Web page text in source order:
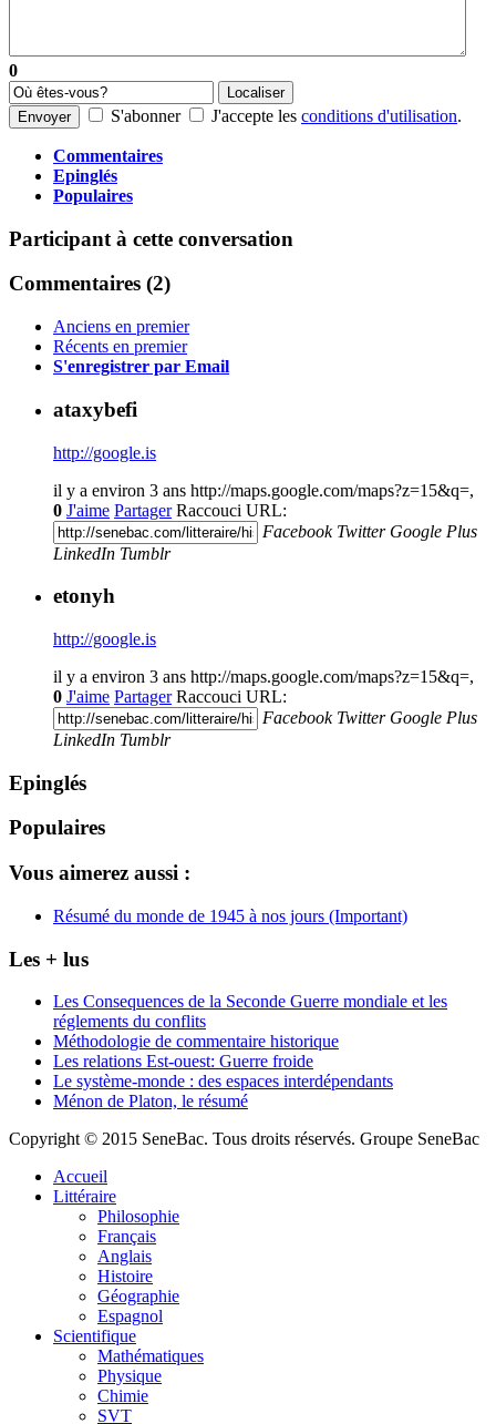
0
Localiser
Envoyer
S'abonner J'accepte les conditions d'utilisation.
Commentaires
Epinglés
Populaires
Participant à cette conversation
Commentaires (2)
Anciens en premier
Récents en premier
S'enregistrer par Email
ataxybefi
http://google.is
il y a environ 3 ans http://maps.google.com/maps?z=15&q=,
0 J'aime Partager Raccouci URL:
Facebook Twitter Google Plus
LinkedIn Tumblr
etonyh
http://google.is
il y a environ 3 ans http://maps.google.com/maps?z=15&q=,
0 J'aime Partager Raccouci URL:
Facebook Twitter Google Plus
LinkedIn Tumblr
Epinglés
Populaires
Vous aimerez aussi :
Résumé du monde de 1945 à nos jours (Important)
Les + lus
Les Consequences de la Seconde Guerre mondiale et les
réglements du conflits
Méthodologie de commentaire historique
Les relations Est-ouest: Guerre froide
Le système-monde : des espaces interdépendants
Ménon de Platon, le résumé
Copyright © 2015 SeneBac. Tous droits réservés. Groupe SeneBac
Accueil
Littéraire
Philosophie
Français
Anglais
Histoire
Géographie
Espagnol
Scientifique
Mathématiques
Physique
Chimie
SVT